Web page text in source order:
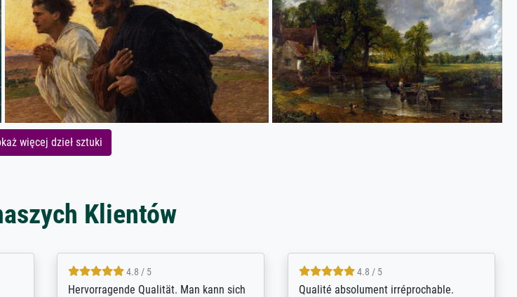
więcej dzieł sztuki
Klientów
4.8 / 5
Hervorragende Qualität. Man kann sich
4.8 / 5
Qualité absolument irréprochable.